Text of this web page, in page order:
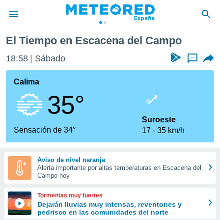
de
por
que se
calidad.
a este
las
y
forma
digital
basada
El Tiempo en Escacena del Campo
18:58 Sábado ...
Calima
35°
Sensación de 34°
Suroeste
17
35 km/h
Aviso de nivel naranja
Alerta importante por altas temperaturas en Escacena del
Campo hoy
Tormentas muy fuertes
Dejarán lluvias muy intensas, reventones y
pedrisco en las comunidades del norte